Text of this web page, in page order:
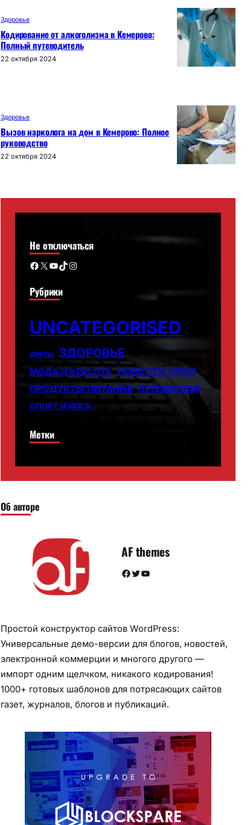
Здоровье
Кодирование от алкоголизма в Кемерово:
Полный путеводитель
22 октября 2024
Здоровье
Вызов нарколога на дом в Кемерово: Полное
руководство
22 октября 2024
Не отключаться
Facebook X YouTube TikTok Instagram
Рубрики
UNCATEGORISED
ДИЕТЫ ЗДОРОВЬЕ
МОДА И КРАСОТА НОВОСТИ ПЛЮС
ПРОДУКТЫ ПИТАНИЯ ПУТЕШЕСТВИЯ
СПОРТ И ЙОГА
Метки
Об авторе
AF themes
Facebook Twitter YouTube
Простой конструктор сайтов WordPress:
Универсальные демо-версии для блогов, новостей,
электронной коммерции и многого другого —
импорт одним щелчком, никакого кодирования!
1000+ готовых шаблонов для потрясающих сайтов
газет, журналов, блогов и публикаций.